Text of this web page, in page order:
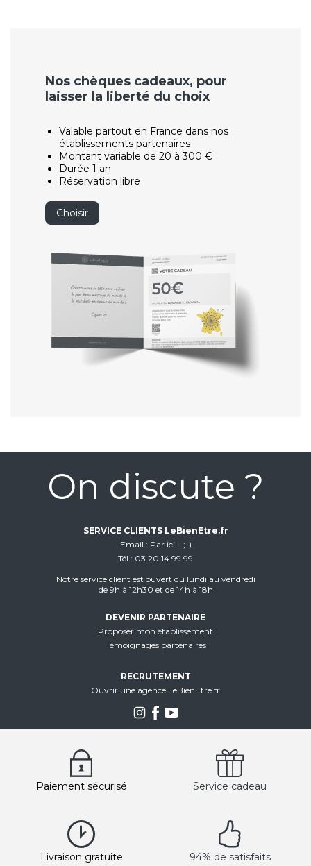
Nos chèques cadeaux, pour
laisser la liberté du choix
Valable partout en France dans nos
établissements partenaires
Montant variable de 20 à 300 €
Durée 1 an
Réservation libre
Choisir
On discute ?
SERVICE CLIENTS LeBienEtre.fr
Email
Par ici... ;-)
Tél
03 20 14 99 99
Notre service client est ouvert du lundi au vendredi
de 9h à 12h30 et de 14h à 18h
DEVENIR PARTENAIRE
Proposer mon établissement
Témoignages partenaires
RECRUTEMENT
Ouvrir une agence LeBienEtre.fr
Paiement sécurisé Service cadeau
Livraison gratuite 94% de satisfaits